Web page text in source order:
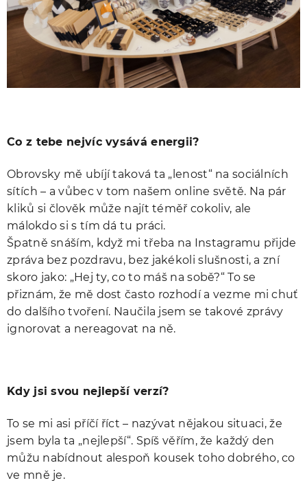
Co z tebe nejvíc vysává energii?
Obrovsky mě ubíjí taková ta „lenost“ na sociálních
sítích – a vůbec v tom našem online světě. Na pár
kliků si člověk může najít téměř cokoliv, ale
málokdo si s tím dá tu práci.
Špatně snáším, když mi třeba na Instagramu přijde
zpráva bez pozdravu, bez jakékoli slušnosti, a zní
skoro jako: „Hej ty, co to máš na sobě?“ To se
přiznám, že mě dost často rozhodí a vezme mi chuť
do dalšího tvoření. Naučila jsem se takové zprávy
ignorovat a nereagovat na ně.
Kdy jsi svou nejlepší verzí?
To se mi asi příčí říct – nazývat nějakou situaci, že
jsem byla ta „nejlepší“. Spíš věřím, že každý den
můžu nabídnout alespoň kousek toho dobrého, co
ve mně je.